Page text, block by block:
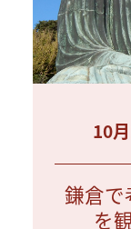
10
鎌倉で
を